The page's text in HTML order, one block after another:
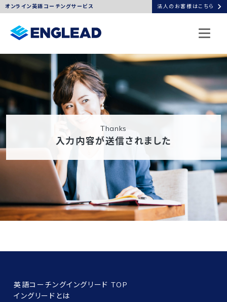
オンライン英語コーチングサービス 法人のお客様はこちら chevron_right
thanks
入力内容が送信されました
英語コーチングイングリード TOP
イングリードとは